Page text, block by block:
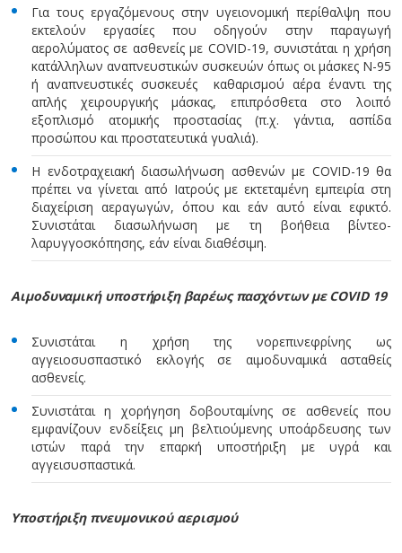
Για τους εργαζόμενους στην υγειονομική περίθαλψη που
εκτελούν εργασίες που οδηγούν στην παραγωγή
αερολύματος σε ασθενείς με COVID-19, συνιστάται η χρήση
κατάλληλων αναπνευστικών συσκευών όπως οι μάσκες N-95
ή αναπνευστικές συσκευές καθαρισμού αέρα έναντι της
απλής χειρουργικής μάσκας, επιπρόσθετα στο λοιπό
εξοπλισμό ατομικής προστασίας (π.χ. γάντια, ασπίδα
προσώπου και προστατευτικά γυαλιά).
H ενδοτραχειακή διασωλήνωση ασθενών με COVID-19 θα
πρέπει να γίνεται από Ιατρούς με εκτεταμένη εμπειρία στη
διαχείριση αεραγωγών, όπου και εάν αυτό είναι εφικτό.
Συνιστάται διασωλήνωση με τη βοήθεια βίντεο-
λαρυγγοσκόπησης, εάν είναι διαθέσιμη.
Αιμοδυναμική υποστήριξη βαρέως πασχόντων μεCOVID 19
Συνιστάται η χρήση της νορεπινεφρίνης ως
αγγειοσυσπαστικό εκλογής σε αιμοδυναμικά ασταθείς
ασθενείς.
Συνιστάται η χορήγηση δοβουταμίνης σε ασθενείς που
εμφανίζουν ενδείξεις μη βελτιούμενης υποάρδευσης των
ιστών παρά την επαρκή υποστήριξη με υγρά και
αγγεισυσπαστικά.
Υποστήριξη πνευμονικού αερισμού